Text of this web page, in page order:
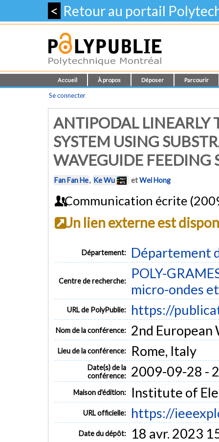
< Retour au portail
Accueil À propos Déposer Parcourir
Se connecter
ANTIPODAL LINEARLY
SYSTEM USING
WAVEGUIDE FEEDING
Fan Fan He, Ke Wu etWei Hong
Communication écrite
Un lien externe est
Département: Département
Centre de recherche:
POLY-
micro-ondes
URL de PolyPublie: https://
Nom de la conférence: 2nd European
Lieu de la conférence: Rome, Italy
Date(s) de la
conférence:
2009-09-28 -
Maison d'édition: Institute of
URL officielle: https://
Date du dépôt: 18 avr. 2023